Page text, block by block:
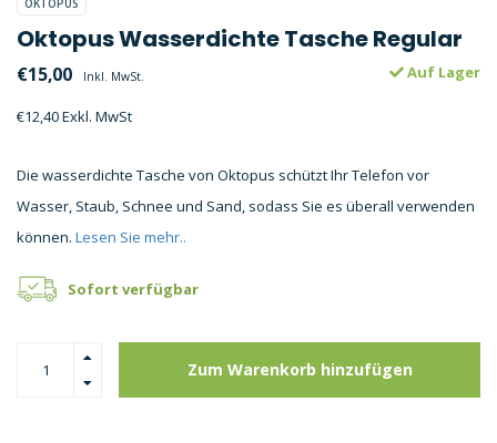
OKTOPUS
Oktopus Wasserdichte Tasche Regular
€15,00 Inkl. MwSt.
€12,40 Exkl. MwSt
Auf Lager
Die wasserdichte Tasche von Oktopus schützt Ihr Telefon vor
Wasser, Staub, Schnee und Sand, sodass Sie es überall verwenden
können. Lesen Sie mehr..
Sofort verfügbar
Zum Warenkorb hinzufügen